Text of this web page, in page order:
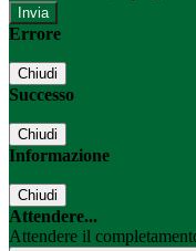
Errore
Chiudi
Successo
Chiudi
Informazione
Chiudi
Attendere...
Attendere il